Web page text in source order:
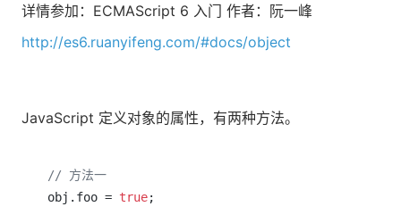
详情参加：ECMAScript 6 入门 作者：阮一峰
http://es6.ruanyifeng.com/#docs/object
JavaScript 定义对象的属性，有两种方法。
// 方法一
obj.foo = true;